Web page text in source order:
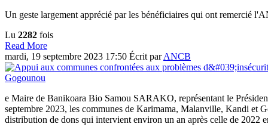
Un geste largement apprécié par les bénéficiaires qui ont remercié
Lu 2282 fois
Read More
mardi, 19 septembre 2023 17:50 Écrit parANCB
e Maire de Banikoara Bio Samou SARAKO, représentant le
septembre 2023, les communes de Karimama, Malanville, Kandi et
distribution de dons qui intervient environ un an après celle de 2022